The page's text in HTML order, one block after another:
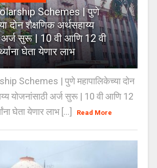
Schemes | पुणे
दोन शैक्षणिक अर्थसहाय्य
अर्ज सुरू | 10 वी आणि 12 वी
घेता येणार लाभ
Schemes | पुणे महापालिकेच्या दोन
योजनांसाठी अर्ज सुरू | 10 वी आणि 12
घेता येणार लाभ [...]
Read More